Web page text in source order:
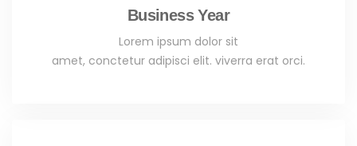
Business Year
Lorem ipsum dolor sit
amet, conctetur adipisci elit. viverra erat orci.